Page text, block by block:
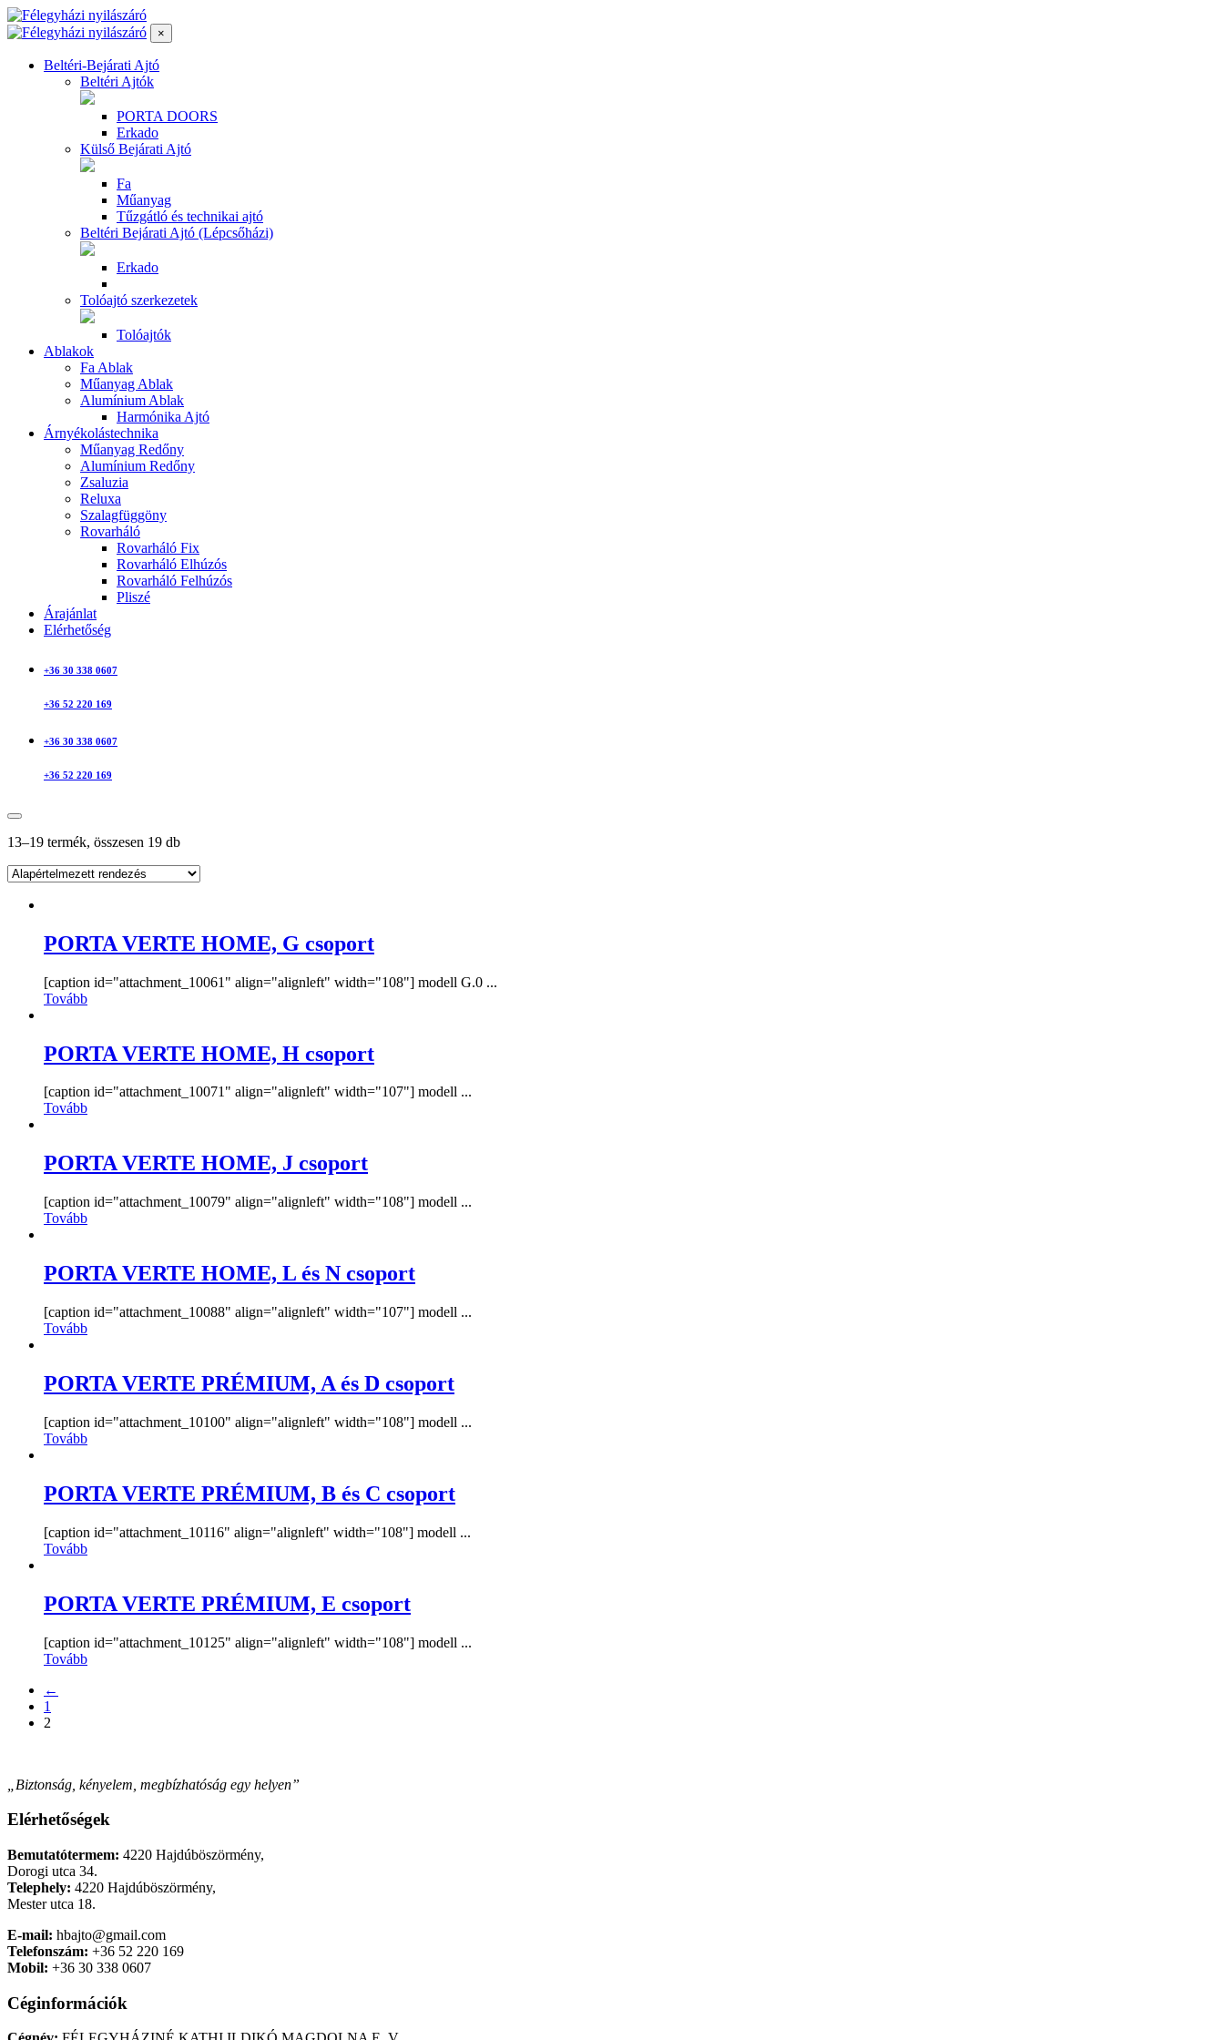
×
Beltéri-Bejárati Ajtó
Beltéri Ajtók
PORTA DOORS
Erkado
Külső Bejárati Ajtó
Fa
Műanyag
Tűzgátló és technikai ajtó
Beltéri Bejárati Ajtó (Lépcsőházi)
Erkado
Tolóajtó szerkezetek
Tolóajtók
Ablakok
Fa Ablak
Műanyag Ablak
Alumínium Ablak
Harmónika Ajtó
Árnyékolástechnika
Műanyag Redőny
Alumínium Redőny
Zsaluzia
Reluxa
Szalagfüggöny
Rovarháló
Rovarháló Fix
Rovarháló Elhúzós
Rovarháló Felhúzós
Pliszé
Árajánlat
Elérhetőség
+36 30 338 0607
+36 52 220 169
+36 30 338 0607
+36 52 220 169
13–19 termék, összesen 19 db
PORTA VERTE HOME, G csoport
[caption id="attachment_10061" align="alignleft" width="108"] modell G.0 ...
Tovább
PORTA VERTE HOME, H csoport
[caption id="attachment_10071" align="alignleft" width="107"] modell ...
Tovább
PORTA VERTE HOME, J csoport
[caption id="attachment_10079" align="alignleft" width="108"] modell ...
Tovább
PORTA VERTE HOME, L és N csoport
[caption id="attachment_10088" align="alignleft" width="107"] modell ...
Tovább
PORTA VERTE PRÉMIUM, A és D csoport
[caption id="attachment_10100" align="alignleft" width="108"] modell ...
Tovább
PORTA VERTE PRÉMIUM, B és C csoport
[caption id="attachment_10116" align="alignleft" width="108"] modell ...
Tovább
PORTA VERTE PRÉMIUM, E csoport
[caption id="attachment_10125" align="alignleft" width="108"] modell ...
Tovább
←
1
2
„Biztonság, kényelem, megbízhatóság egy helyen”
Elérhetőségek
Bemutatótermem: 4220 Hajdúböszörmény,
Dorogi utca 34.
Telephely: 4220 Hajdúböszörmény,
Mester utca 18.
E-mail: hbajto@gmail.com
Telefonszám: +36 52 220 169
Mobil: +36 30 338 0607
Céginformációk